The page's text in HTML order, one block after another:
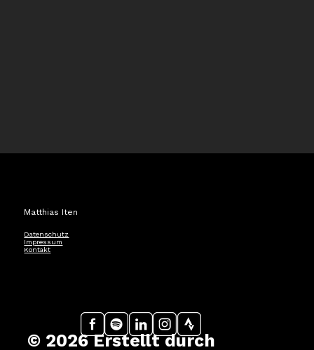
Matthias Iten
Datenschutz
Impressum
Kontakt
© 2026 Erstellt durch